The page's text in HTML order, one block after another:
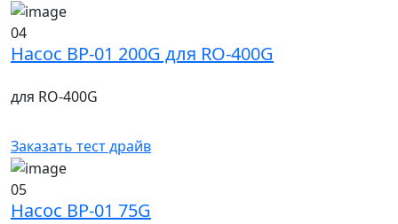
04
Насос BP-01 200G для RO-400G
для RO-400G
Заказать тест драйв
05
Насос BP-01 75G